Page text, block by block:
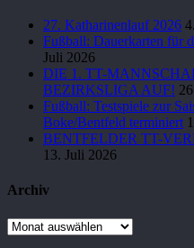
27. Katharinenlauf 2026
Fußball: Dauerkarten für
Juli 2026
DIE 1. TT-
BEZIRKSLIGA AUF!
Fußball: Testspiele zur
Boke/Bentfeld terminiert
BENTFELDER TT-
13. Juli 2026
Archiv
Archiv